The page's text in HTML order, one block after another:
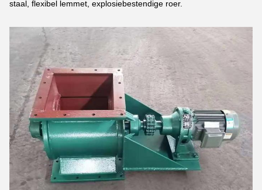
staal, flexibel lemmet, explosiebestendige roer.